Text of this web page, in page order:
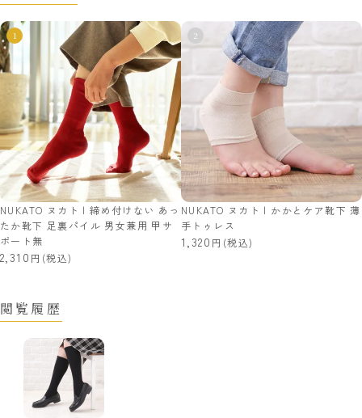
NUKATO ヌカト | 締め付けない あっ
たか靴下 足裏パイル 男女兼用 甲サ
ポート無
2,310 (税込)
NUKATO ヌカト | かかとケア靴下 薄
手トゥレス
1,320 (税込)
閲覧履歴